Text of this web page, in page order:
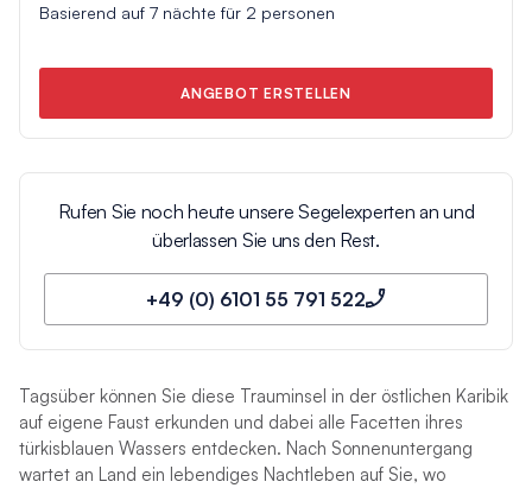
Basierend auf 7nächte für 2 personen
ANGEBOT ERSTELLEN
Rufen Sie noch heute unsere Segelexperten an und
überlassen Sie uns den Rest.
+49 (0) 6101 55 791 522
Tagsüber können Sie diese Trauminsel in der östlichen Karibik
auf eigene Faust erkunden und dabei alle Facetten ihres
türkisblauen Wassers entdecken. Nach Sonnenuntergang
wartet an Land ein lebendiges Nachtleben auf Sie, wo